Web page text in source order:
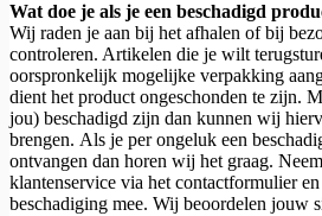
Wat doe je als je een beschadigd
Wij raden je aan bij het afhalen of bij
controleren. Artikelen die je wilt
oorspronkelijk mogelijke verpakking
dient het product ongeschonden te zijn.
jou) beschadigd zijn dan kunnen wij
brengen. Als je per ongeluk een
ontvangen dan horen wij het graag.
klantenservice via het contactformulier
beschadiging mee. Wij beoordelen jouw